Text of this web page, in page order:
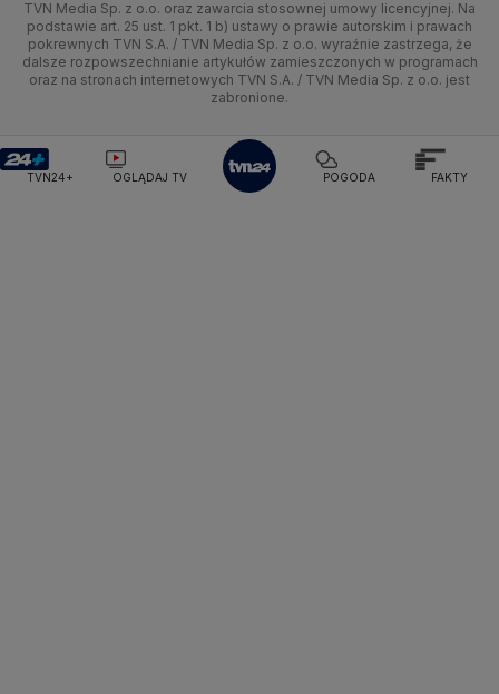
Pogoda RadomskoPogoda BochniaPogoda Brodnica
Pogoda Krynica MorskaPogoda Kutno
Pogoda GnieznoPogoda Jelenia Góra
Pogoda Tarnowskie Góry
Pogoda Krynica-Zdrój
Pogoda Szklarska Poręba
Pogoda Suwałki Pogoda Radom
Kujawsko-pomorskie
Lublin
Olsztyn
Ze świata
Tech
Dla seniora
Siatkówka
F1
Tech
Nauka
HGTV
TVN Turbo
TVN7
Oglądaj na TV
Zrealizuj voucher
TVN Media Sp. z o.o. oraz zawarcia stosownej umowy licencyjnej. Na
podstawie art. 25 ust. 1 pkt. 1 b) ustawy o prawie autorskim i prawach
pokrewnych TVN S.A. / TVN Media Sp. z o.o. wyraźnie zastrzega, że
dalsze rozpowszechnianie artykułów zamieszczonych w programach
oraz na stronach internetowych TVN S.A. / TVN Media Sp. z o.o. jest
zabronione.
TVN24+ OGLĄDAJ TV POGODA FAKTY